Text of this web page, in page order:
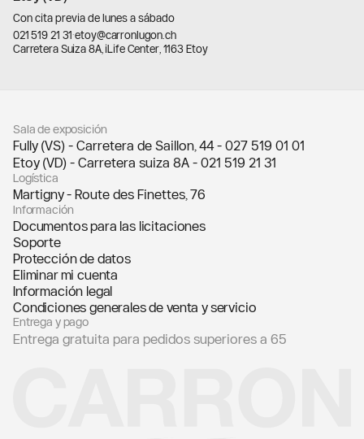
Con cita previa de lunes a sábado
021 519 21 31·etoy@carronlugon.ch
Carretera Suiza 8A, iLife Center, 1163 Etoy
Sala de exposición
Fully (VS) - Carretera de Saillon, 44 - 027 519 01 01
Etoy (VD) - Carretera suiza 8A - 021 519 21 31
Logística
Martigny - Route des Finettes, 76
Información
Documentos para las licitaciones
Soporte
Protección de datos
Eliminar mi cuenta
Información legal
Condiciones generales de venta y servicio
Entrega y pago
Entrega gratuita para pedidos superiores a 65